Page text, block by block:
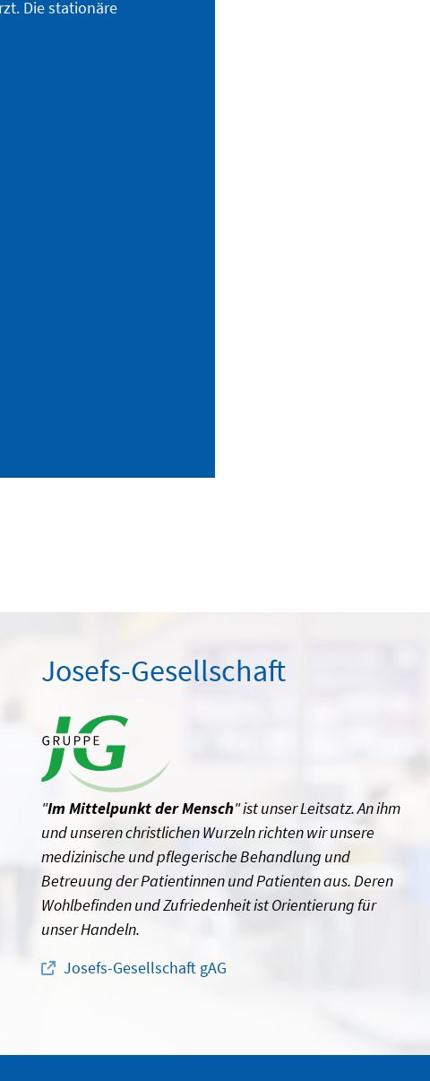
Die stationäre
Josefs-Gesellschaft
"Im Mittelpunkt der Mensch" ist unser Leitsatz. An ihm
und unseren christlichen Wurzeln richten wir unsere
medizinische und pflegerische Behandlung und
Betreuung der Patientinnen und Patienten aus. Deren
Wohlbefinden und Zufriedenheit ist Orientierung für
unser Handeln.
Josefs-Gesellschaft gAG